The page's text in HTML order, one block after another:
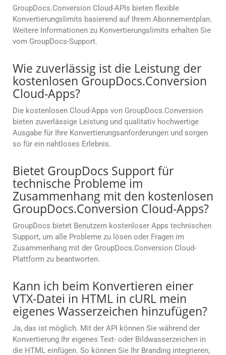
GroupDocs.Conversion Cloud-APIs bieten flexible
Konvertierungslimits basierend auf Ihrem Abonnementplan.
Weitere Informationen zu Konvertierungslimits erhalten Sie
vom GroupDocs-Support.
Wie zuverlässig ist die Leistung der
kostenlosen GroupDocs.Conversion
Cloud-Apps?
Die kostenlosen Cloud-Apps von GroupDocs.Conversion
bieten zuverlässige Leistung und qualitativ hochwertige
Ausgabe für Ihre Konvertierungsanforderungen und sorgen
so für ein nahtloses Erlebnis.
Bietet GroupDocs Support für
technische Probleme im
Zusammenhang mit den kostenlosen
GroupDocs.Conversion Cloud-Apps?
GroupDocs bietet Benutzern kostenloser Apps technischen
Support, um alle Probleme zu lösen oder Fragen im
Zusammenhang mit der GroupDocs.Conversion Cloud-
Plattform zu beantworten.
Kann ich beim Konvertieren einer
VTX-Datei in HTML in cURL mein
eigenes Wasserzeichen hinzufügen?
Ja, das ist möglich. Mit der API können Sie während der
Konvertierung Ihr eigenes Text- oder Bildwasserzeichen in
die HTML einfügen. So können Sie Ihr Branding integrieren,